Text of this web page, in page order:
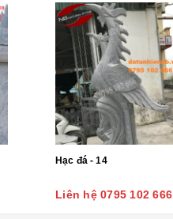
Hạc đá - 14
Liên hệ 0795 102 666